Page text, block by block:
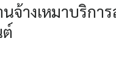
จ้างเหมาบริกา